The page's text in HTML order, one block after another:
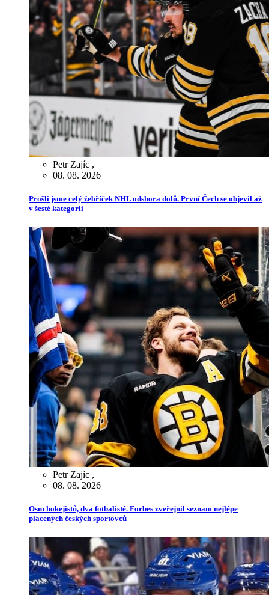
Petr Zajíc ,
08. 08. 2026
Prošli jsme celý žebříček NHL odshora dolů. První Čech se objevil až
v šesté kategorii
Petr Zajíc ,
08. 08. 2026
Osm hokejistů, dva fotbalisté. Forbes zveřejnil seznam nejlépe
placených českých sportovců